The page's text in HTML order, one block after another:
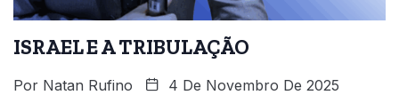
ISRAEL E A TRIBULAÇÃO
Por Natan Rufino 4 De Novembro De 2025